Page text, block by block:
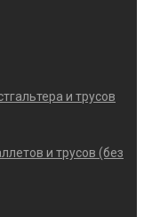
и трусов
и трусов (без